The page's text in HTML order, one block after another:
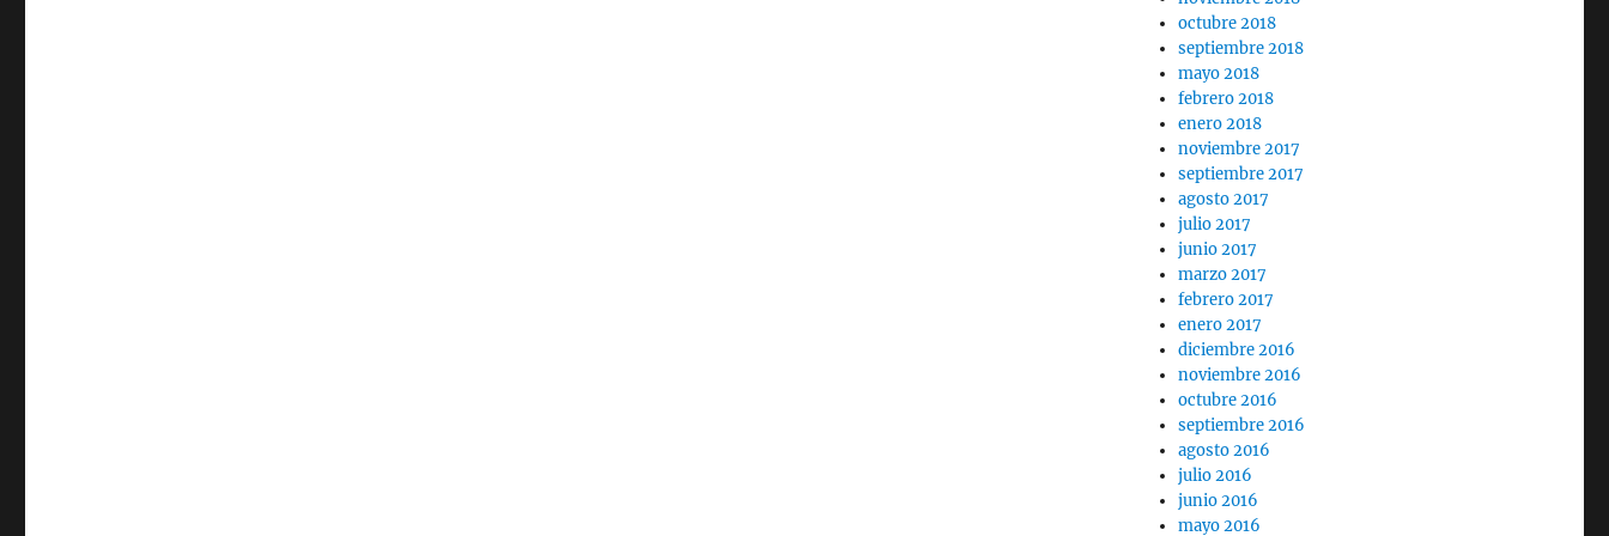
octubre 2018
septiembre 2018
mayo 2018
febrero 2018
enero 2018
noviembre 2017
septiembre 2017
agosto 2017
julio 2017
junio 2017
marzo 2017
febrero 2017
enero 2017
diciembre 2016
noviembre 2016
octubre 2016
septiembre 2016
agosto 2016
julio 2016
junio 2016
mayo 2016